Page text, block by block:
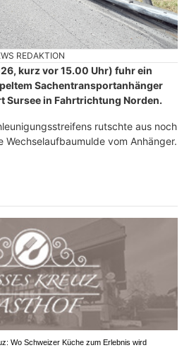
REDAKTION
kurz vor 15.00 Uhr) fuhr ein
Sachentransportanhänger
Sursee in Fahrtrichtung Norden.
rutschte aus noch
Wechselaufbaumulde vom Anhänger.
Wo Schweizer Küche zum Erlebnis wird